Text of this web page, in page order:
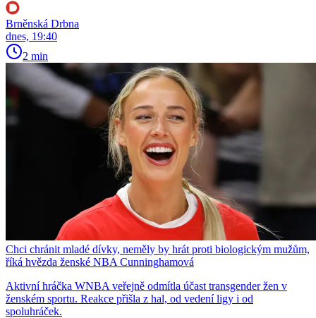
Brněnská Drbna
dnes, 19:40
2 min
Chci chránit mladé dívky, neměly by hrát proti biologickým mužům,
říká hvězda ženské NBA Cunninghamová
Aktivní hráčka WNBA veřejně odmítla účast transgender žen v
ženském sportu. Reakce přišla z hal, od vedení ligy i od
spoluhráček.